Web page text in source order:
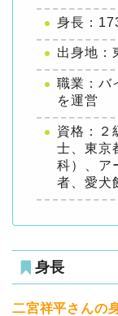
身長：
出身地：
職業：バ
を運営
資格：２
士、東京
科）、ア
者、愛犬
身長
二宮祥平さんの